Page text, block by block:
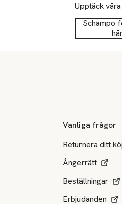
Upptäck
Schampo
Vanliga frågor
Returnera ditt
Ångerrätt
Beställningar
Erbjudanden